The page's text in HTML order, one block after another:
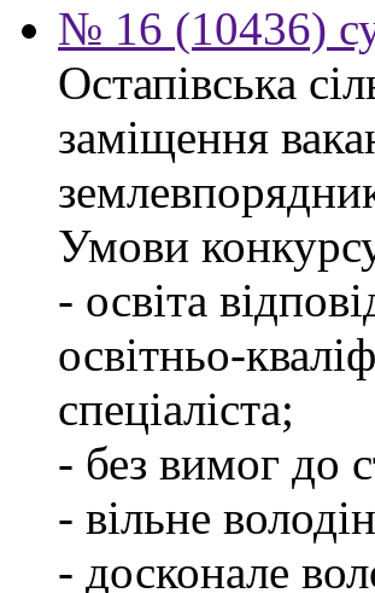
№ 16 (10436)
Остапівська
заміщення
Умови
- освіта
освітньо-
спеціаліста;
- без вимог до
- вільне
- досконале